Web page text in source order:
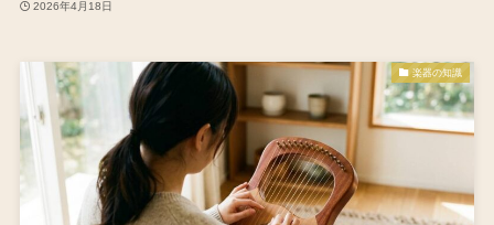
2026年4月18日
楽器の知識